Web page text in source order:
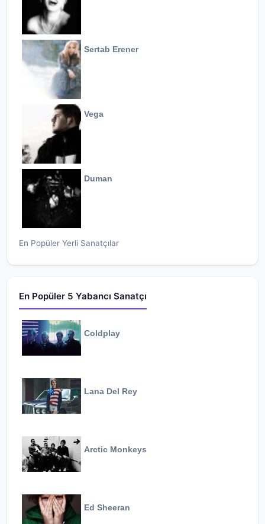
Sertab Erener
Vega
Duman
En Popüler Yerli Sanatçılar
En Popüler 5 Yabancı Sanatçı
Coldplay
Lana Del Rey
Arctic Monkeys
Ed Sheeran